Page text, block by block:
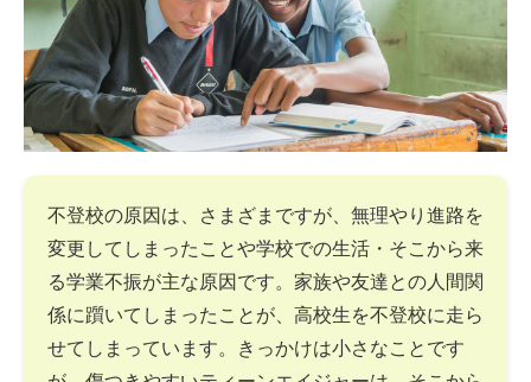
不登校の原因は、さまざまですが、無理やり進路を
変更してしまったことや学校での生活・そこから来
る学業不振が主な原因です。家族や友達との人間関
係に躓いてしまったことが、高校生を不登校に走ら
せてしまっています。きっかけは小さなことです